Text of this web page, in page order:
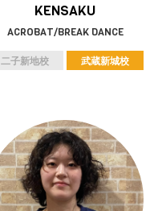
KENSAKU
ACROBAT/BREAK DANCE
二子新地校 武蔵新城校